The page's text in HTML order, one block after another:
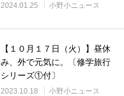
2024.01.25 小野小ニュース
【１０月１７日（火）】昼休
み、外で元気に。〔修学旅行
シリーズ①付〕
2023.10.18 小野小ニュース